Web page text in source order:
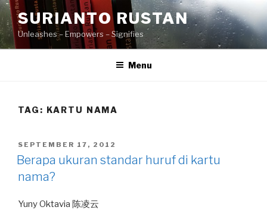
Skip
to
content
SURIANTO RUSTAN
Unleashes – Empowers – Signifies
Menu
TAG: KARTU NAMA
POSTED
ON
SEPTEMBER 17, 2012
Berapa ukuran standar huruf di kartu
nama?
Yuny Oktavia 陈凌云